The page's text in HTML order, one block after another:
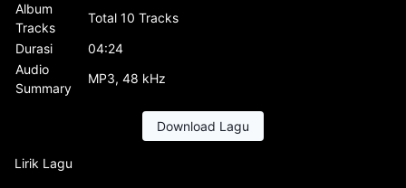
Album
Tracks
Total 10 Tracks
Durasi
04:24
Audio
Summary
MP3, 48 kHz
Download Lagu
Lirik Lagu